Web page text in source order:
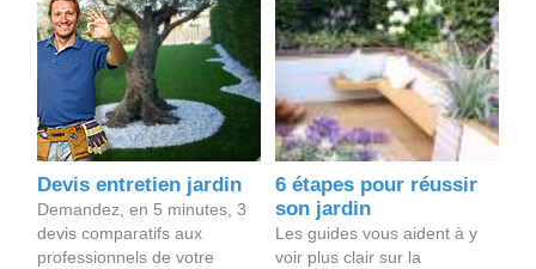
Devis entretien jardin
Demandez, en 5 minutes, 3
devis comparatifs aux
professionnels de votre
6 étapes pour réussir
son jardin
Les guides vous aident à y
voir plus clair sur la